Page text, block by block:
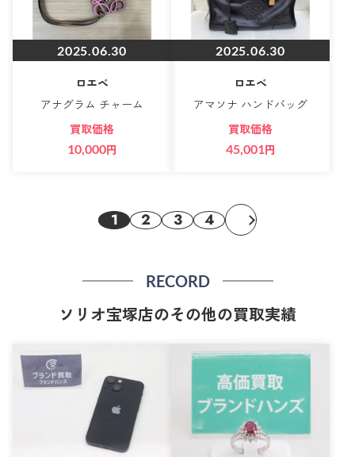
2025.06.30
ロエベ
アナグラム チャーム
買取価格
10,000円
2025.06.30
ロエベ
アマソナ ハンドバッグ
買取価格
45,001円
1 2 3 4
RECORD
ソリオ宝塚店のその他の買取実績